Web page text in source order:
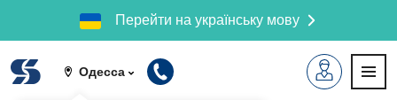
Перейти на українську мову
Одесса